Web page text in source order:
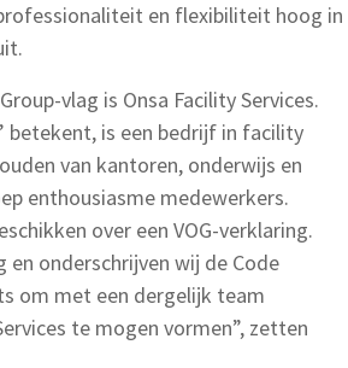
en flexibiliteit hoog in
vlag is Onsa Facility Services.
betekent, is een bedrijf in facility
van kantoren, onderwijs en
enthousiasme medewerkers.
over een VOG-verklaring.
en onderschrijven wij de Code
om met een dergelijk team
te mogen vormen”, zetten